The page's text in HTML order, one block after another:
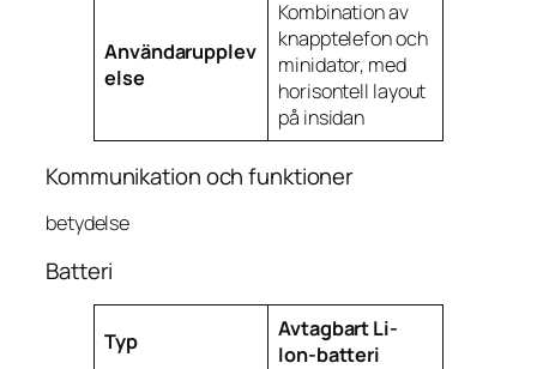
Användarupplev
else
Kombination av
knapptelefon och
minidator, med
horisontell layout
på insidan
Kommunikation och funktioner
betydelse
Batteri
Typ
Avtagbart Li-
Ion-batteri